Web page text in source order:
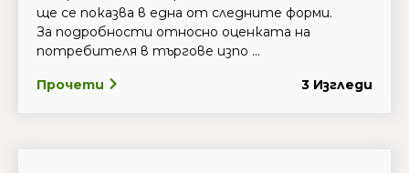
ще се показва в една от следните форми.
За подробности относно оценката на
потребителя в търгове изпо ...
Прочети 3 Изгледи